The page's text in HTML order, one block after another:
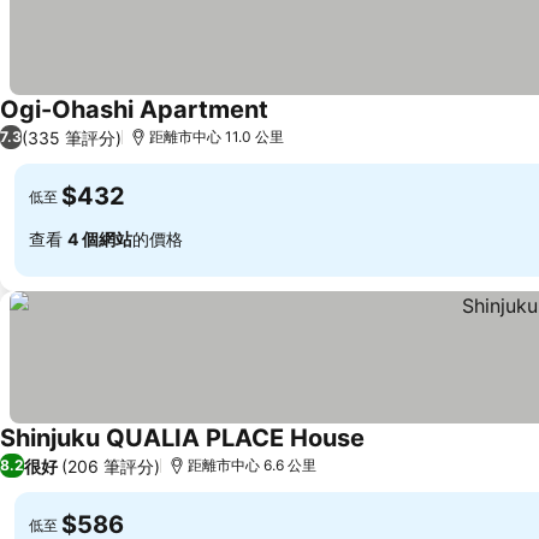
Ogi-Ohashi Apartment
7.3(335 筆評分) 距離市中心 11.0 公里
低至 $432
查看 4 個網站的價格
Shinjuku QUALIA PLACE House
8.2很好 (206 筆評分) 距離市中心 6.6 公里
低至 $586